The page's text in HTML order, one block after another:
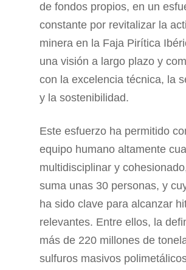
de fondos propios, en un
constante por revitalizar la
minera en la Faja Pirítica
una visión a largo plazo y
con la excelencia técnica, la
y la sostenibilidad.
Este esfuerzo ha permitido
equipo humano altamente
multidisciplinar y
suma unas 30 personas, y
ha sido clave para alcanzar
relevantes. Entre ellos, la
más de 220 millones de
sulfuros masivos